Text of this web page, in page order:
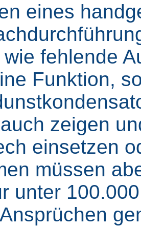
eines
fehlende
Funktion,
zeigen
einsetzen
müssen
unter